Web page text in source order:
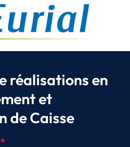
réalisations en
et
de Caisse